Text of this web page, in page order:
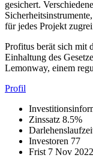
gesichert.
für jedes Projekt
Profitus berät sich mit
Einhaltung des
Lemonway, einem
Profil
Zinssatz 8.5%
Investoren 77
Frist 7 Nov 2022